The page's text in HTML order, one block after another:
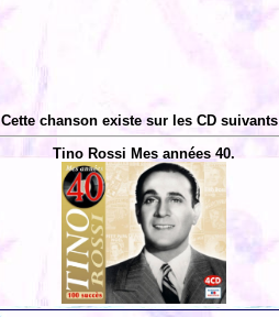
Cette chanson existe sur les CD
Tino Rossi Mes années 40.